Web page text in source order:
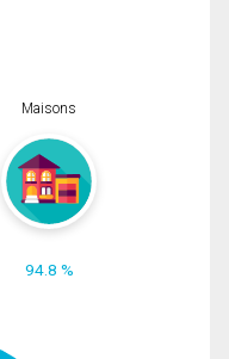
Maisons
94.8 %